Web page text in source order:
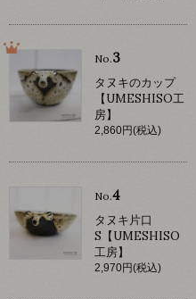
No.3
タヌキのカップ
【UMESHISO工
房】
2,860円(税込)
No.4
タヌキ片口
S【UMESHISO
工房】
2,970円(税込)